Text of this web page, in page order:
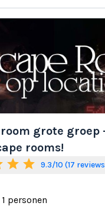
room grote groep
rooms!
star star 9.3/10 (17
1 personen